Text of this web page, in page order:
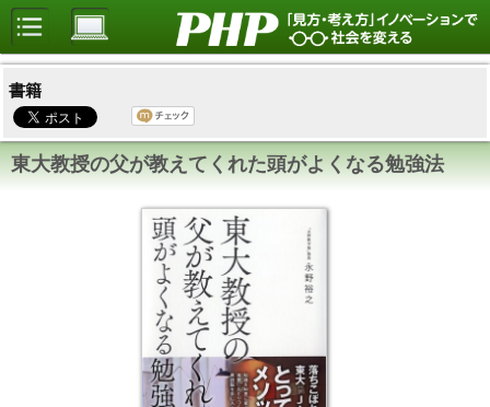
書籍
東大教授の父が教えてくれた頭がよくなる勉強法